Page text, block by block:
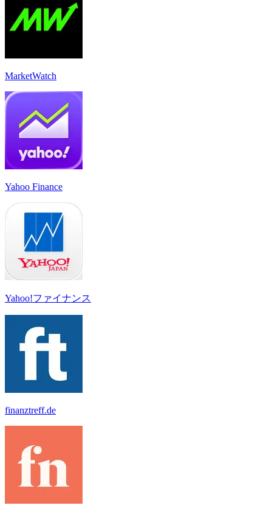
MarketWatch
Yahoo Finance
Yahoo!ファイナンス
finanztreff.de